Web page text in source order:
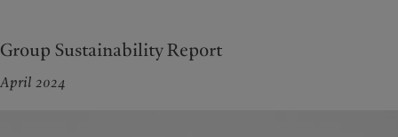
Group Sustainability Report
April 2024